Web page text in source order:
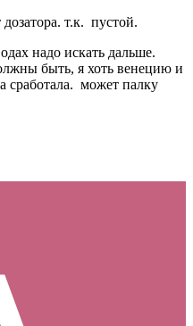
т.к. пустой.
надо искать дальше.
быть, я хоть венецию и
сработала. может палку